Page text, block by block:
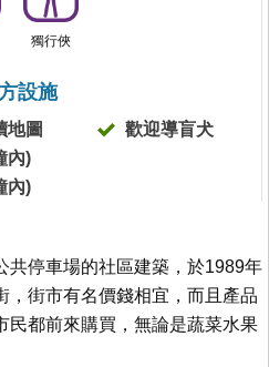
獨行俠
設施
地圖
歡迎導盲犬
內)
內)
共停車場的社區建築，於1989年
，街市有名價錢相宜，而且產品
民都前來購買，無論是蔬菜水果